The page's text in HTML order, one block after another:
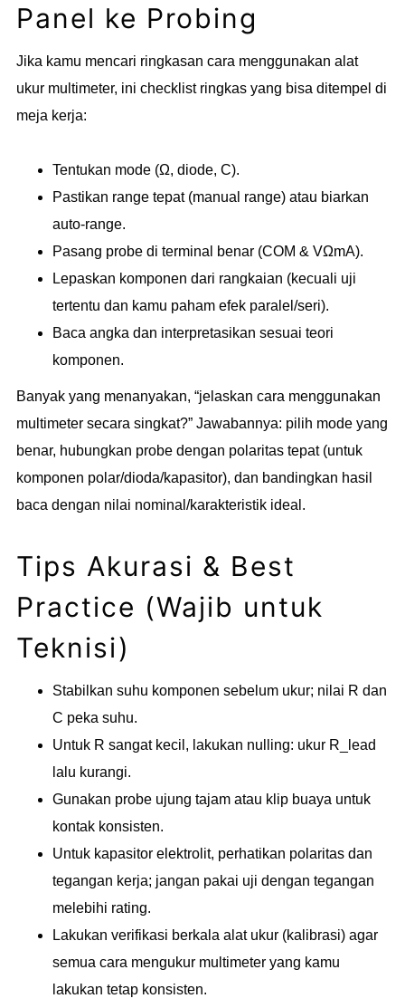
Panel ke Probing
Jika kamu mencari ringkasan cara menggunakan alat
ukur multimeter, ini checklist ringkas yang bisa ditempel di
meja kerja:
Tentukan mode (Ω, diode, C).
Pastikan range tepat (manual range) atau biarkan
auto-range.
Pasang probe di terminal benar (COM & VΩmA).
Lepaskan komponen dari rangkaian (kecuali uji
tertentu dan kamu paham efek paralel/seri).
Baca angka dan interpretasikan sesuai teori
komponen.
Banyak yang menanyakan, “jelaskan cara menggunakan
multimeter secara singkat?” Jawabannya: pilih mode yang
benar, hubungkan probe dengan polaritas tepat (untuk
komponen polar/dioda/kapasitor), dan bandingkan hasil
baca dengan nilai nominal/karakteristik ideal.
Tips Akurasi & Best
Practice (Wajib untuk
Teknisi)
Stabilkan suhu komponen sebelum ukur; nilai R dan
C peka suhu.
Untuk R sangat kecil, lakukan nulling: ukur R_lead
lalu kurangi.
Gunakan probe ujung tajam atau klip buaya untuk
kontak konsisten.
Untuk kapasitor elektrolit, perhatikan polaritas dan
tegangan kerja; jangan pakai uji dengan tegangan
melebihi rating.
Lakukan verifikasi berkala alat ukur (kalibrasi) agar
semua cara mengukur multimeter yang kamu
lakukan tetap konsisten.